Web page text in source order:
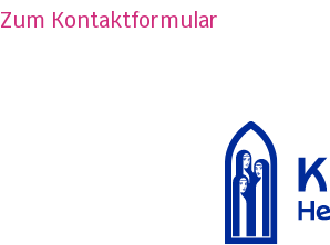
Jetzt kaufen
Zum Kontaktformular